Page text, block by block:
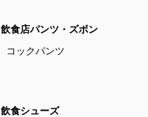
飲食店パンツ・ズボン
コックパンツ
飲食シューズ